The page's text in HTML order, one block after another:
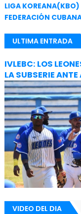
LIGA KOREANA(KBO)
FEDERACIÓN
ULTIMA ENTRADA
IVLEBC: LOS
LA SUBSERIE
VIDEO DEL DIA